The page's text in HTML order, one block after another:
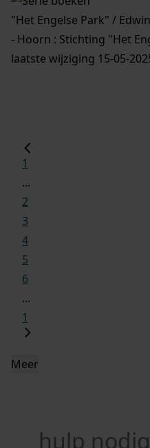
"Het Engelse Park" /
- Hoorn : Stichting "Het
laatste wijziging 15-05-
1
...
2
3
4
5
6
...
1
Meer
hulp